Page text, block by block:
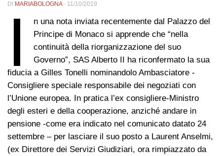
DI MARIABOLOGNA · 11/10/2019
I
n una nota inviata recentemente dal Palazzo del
Principe di Monaco si apprende che “nella
continuità della riorganizzazione del suo
Governo”, SAS Alberto II ha riconfermato la sua
fiducia a Gilles Tonelli nominandolo Ambasciatore -
Consigliere speciale responsabile dei negoziati con
l’Unione europea. In pratica l’ex consigliere-Ministro
degli esteri e della cooperazione, anziché andare in
pensione -come era indicato nel comunicato datato 24
settembre – per lasciare il suo posto a Laurent Anselmi,
(ex Direttore dei Servizi Giudiziari, ora rimpiazzato da